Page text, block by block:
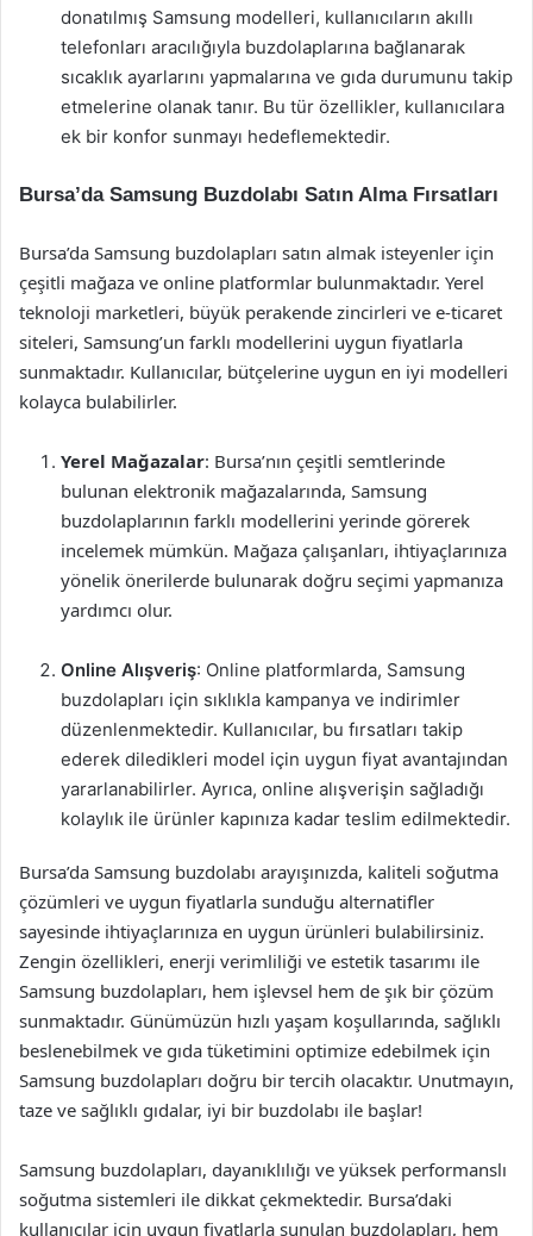
donatılmış Samsung modelleri, kullanıcıların akıllı
telefonları aracılığıyla buzdolaplarına bağlanarak
sıcaklık ayarlarını yapmalarına ve gıda durumunu takip
etmelerine olanak tanır. Bu tür özellikler, kullanıcılara
ek bir konfor sunmayı hedeflemektedir.
Bursa’da Samsung Buzdolabı Satın Alma Fırsatları
Bursa’da Samsung buzdolapları satın almak isteyenler için
çeşitli mağaza ve online platformlar bulunmaktadır. Yerel
teknoloji marketleri, büyük perakende zincirleri ve e-ticaret
siteleri, Samsung’un farklı modellerini uygun fiyatlarla
sunmaktadır. Kullanıcılar, bütçelerine uygun en iyi modelleri
kolayca bulabilirler.
Yerel Mağazalar: Bursa’nın çeşitli semtlerinde
bulunan elektronik mağazalarında, Samsung
buzdolaplarının farklı modellerini yerinde görerek
incelemek mümkün. Mağaza çalışanları, ihtiyaçlarınıza
yönelik önerilerde bulunarak doğru seçimi yapmanıza
yardımcı olur.
Online Alışveriş: Online platformlarda, Samsung
buzdolapları için sıklıkla kampanya ve indirimler
düzenlenmektedir. Kullanıcılar, bu fırsatları takip
ederek diledikleri model için uygun fiyat avantajından
yararlanabilirler. Ayrıca, online alışverişin sağladığı
kolaylık ile ürünler kapınıza kadar teslim edilmektedir.
Bursa’da Samsung buzdolabı arayışınızda, kaliteli soğutma
çözümleri ve uygun fiyatlarla sunduğu alternatifler
sayesinde ihtiyaçlarınıza en uygun ürünleri bulabilirsiniz.
Zengin özellikleri, enerji verimliliği ve estetik tasarımı ile
Samsung buzdolapları, hem işlevsel hem de şık bir çözüm
sunmaktadır. Günümüzün hızlı yaşam koşullarında, sağlıklı
beslenebilmek ve gıda tüketimini optimize edebilmek için
Samsung buzdolapları doğru bir tercih olacaktır. Unutmayın,
taze ve sağlıklı gıdalar, iyi bir buzdolabı ile başlar!
Samsung buzdolapları, dayanıklılığı ve yüksek performanslı
soğutma sistemleri ile dikkat çekmektedir. Bursa’daki
kullanıcılar için uygun fiyatlarla sunulan buzdolapları, hem